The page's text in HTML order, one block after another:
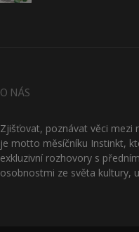
O NÁS
Zjišťovat, poznávat věci mezi
je motto měsíčníku Instinkt,
exkluzivní rozhovory s
osobnostmi ze světa kultury,